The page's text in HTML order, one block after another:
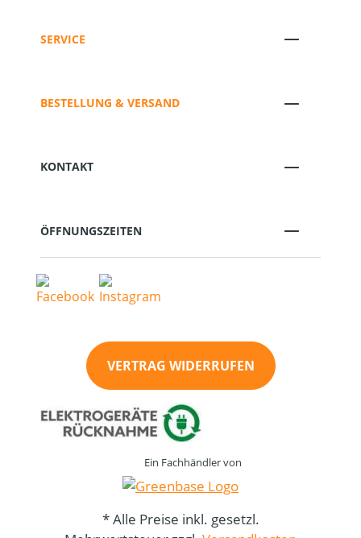
SERVICE
BESTELLUNG & VERSAND
KONTAKT
ÖFFNUNGSZEITEN
VERTRAG WIDERRUFEN
Ein Fachhändler von
* Alle Preise inkl. gesetzl.